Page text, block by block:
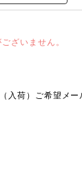
ざいません。
入荷）ご希望メー